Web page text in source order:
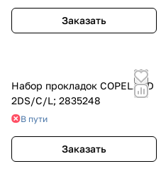
Заказать
Набор прокладок COPELAND
2DS/C/L; 2835248
В пути
Заказать